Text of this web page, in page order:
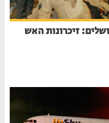
לטבח בקו 2 בירושלים: זיכרונות האש